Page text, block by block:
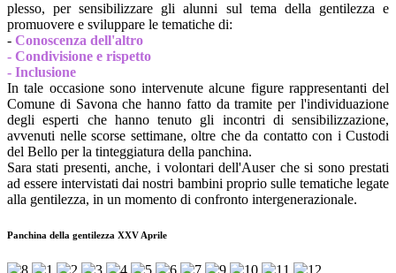
plesso, per sensibilizzare gli alunni sul tema della gentilezza e
promuovere e sviluppare le tematiche di:
- Conoscenza dell'altro
- Condivisione e rispetto
- Inclusione
In tale occasione sono intervenute alcune figure rappresentanti del
Comune di Savona che hanno fatto da tramite per l'individuazione
degli esperti che hanno tenuto gli incontri di sensibilizzazione,
avvenuti nelle scorse settimane, oltre che da contatto con i Custodi
del Bello per la tinteggiatura della panchina.
Sara stati presenti, anche, i volontari dell'Auser che si sono prestati
ad essere intervistati dai nostri bambini proprio sulle tematiche legate
alla gentilezza, in un momento di confronto intergenerazionale.
Panchina della gentilezza XXV Aprile